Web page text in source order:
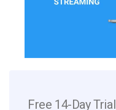
Free 14-Day Trial